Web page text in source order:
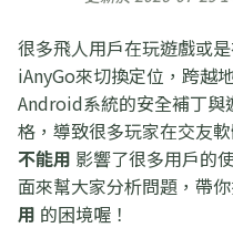
很多飛人用戶在玩遊戲或
iAnyGo來切換定位，跨越
Android系統的安全補丁與
格，導致很多玩家在交友
不能用 影響了很多用戶的
面來幫大家分析問題，帶
用 的困境喔！